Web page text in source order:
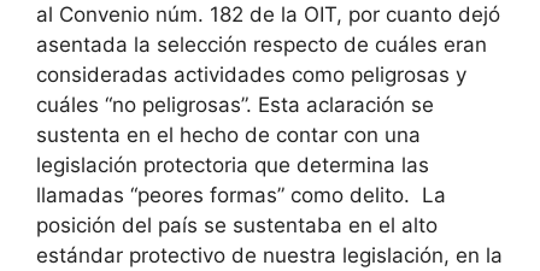
al Convenio núm. 182 de la OIT, por cuanto dejó
asentada la selección respecto de cuáles eran
consideradas actividades como peligrosas y
cuáles “no peligrosas”. Esta aclaración se
sustenta en el hecho de contar con una
legislación protectoria que determina las
llamadas “peores formas” como delito. La
posición del país se sustentaba en el alto
estándar protectivo de nuestra legislación, en la